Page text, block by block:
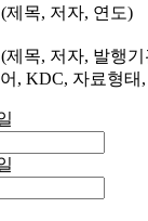
제목, 저자, 연도)
제목, 저자, 발행
, KDC, 자료형